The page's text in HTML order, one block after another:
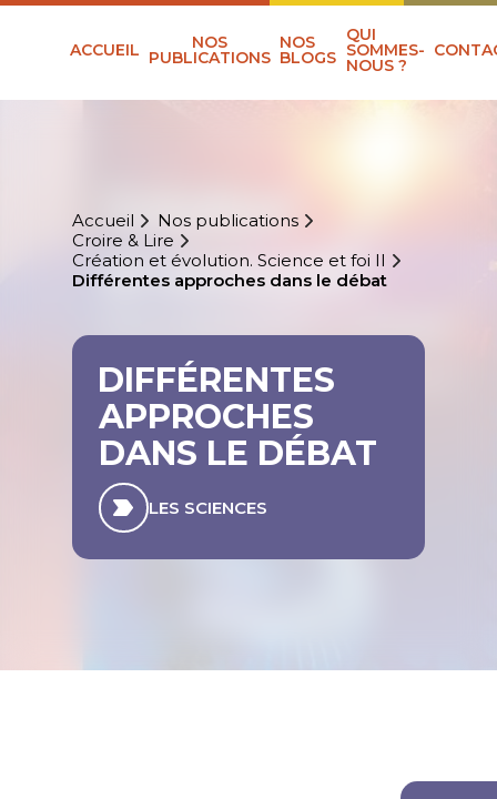
ACCUEIL NOS
PUBLICATIONS
NOS
BLOGS
QUI
SOMMES-
NOUS ?
Accueil
Nos publications
Croire & Lire
Création et évolution. Science et foi II
Différentes approches dans le débat
DIFFÉRENTES
APPROCHES
DANS LE DÉBAT
LES SCIENCES